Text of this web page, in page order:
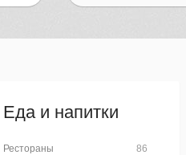
Еда и напитки
86
Рестораны